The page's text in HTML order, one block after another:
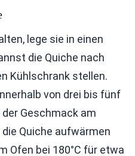
lege sie in einen
die Quiche nach
Kühlschrank stellen.
von drei bis fünf
Geschmack am
Quiche aufwärmen
Ofen bei 180°C für etwa